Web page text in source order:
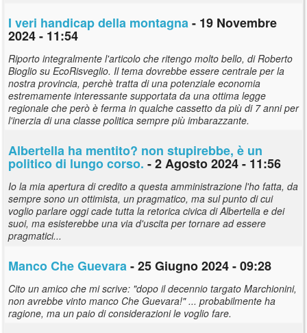
I veri handicap della montagna- 19 Novembre
2024 - 11:54
Riporto integralmente l'articolo che ritengo molto bello, di Roberto
Bioglio su EcoRisveglio. Il tema dovrebbe essere centrale per la
nostra provincia, perchè tratta di una potenziale economia
estremamente interessante supportata da una ottima legge
regionale che però è ferma in qualche cassetto da più di 7 anni per
l'inerzia di una classe politica sempre più imbarazzante.
Albertella ha mentito? non stupirebbe, è un
politico di lungo corso. - 2 Agosto 2024 - 11:56
Io la mia apertura di credito a questa amministrazione l'ho fatta, da
sempre sono un ottimista, un pragmatico, ma sul punto di cui
voglio parlare oggi cade tutta la retorica civica di Albertella e dei
suoi, ma esisterebbe una via d'uscita per tornare ad essere
pragmatici...
Manco Che Guevara- 25 Giugno 2024 - 09:28
Cito un amico che mi scrive: "dopo il decennio targato Marchionini,
non avrebbe vinto manco Che Guevara!" ... probabilmente ha
ragione, ma un paio di considerazioni le voglio fare.